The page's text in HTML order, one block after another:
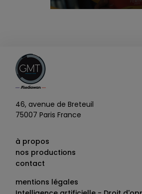
46, avenue de Breteuil
75007 Paris France
à propos
nos productions
contact
mentions légales